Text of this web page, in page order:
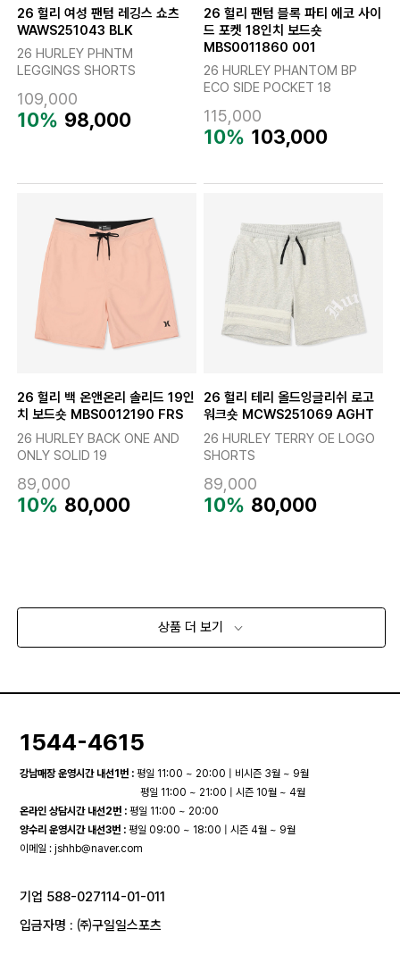
26 헐리 여성 팬텀 레깅스 쇼츠
WAWS251043 BLK
26 HURLEY PHNTM
LEGGINGS SHORTS
109,000
10% 98,000
26 헐리 팬텀 블록 파티 에코 사이
드 포켓 18인치 보드숏
MBS0011860 001
26 HURLEY PHANTOM BP
ECO SIDE POCKET 18
115,000
10% 103,000
26 헐리 백 온앤온리 솔리드 19인
치 보드숏 MBS0012190 FRS
26 HURLEY BACK ONE AND
ONLY SOLID 19
89,000
10% 80,000
26 헐리 테리 올드잉글리쉬 로고
워크숏 MCWS251069 AGHT
26 HURLEY TERRY OE LOGO
SHORTS
89,000
10% 80,000
상품 더 보기
1544-4615
강남매장 운영시간 내선1번 : 평일 11:00 ~ 20:00 | 비시즌 3월 ~ 9월
평일 11:00 ~ 21:00 | 시즌 10월 ~ 4월
온라인 상담시간 내선2번 : 평일 11:00 ~ 20:00
양수리 운영시간 내선3번 : 평일 09:00 ~ 18:00 | 시즌 4월 ~ 9월
이메일 :jshhb@naver.com
기업 588-027114-01-011
입금자명 : ㈜구일일스포츠